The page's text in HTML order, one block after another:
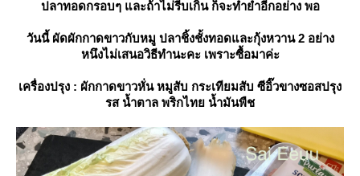
ปลาทอดกรอบๆ และถ้าไม่รีบเกิน ก็จะทำยำอีกอย่าง พอ
วันนี้ ผัดผักกาดขาวกับหมู ปลาชิ้งชั้งทอดและกุ้งหวาน 2 อย่าง
หนึงไม่เสนอวิธีทำนะคะ เพราะซื้อมาค่ะ
เครื่องปรุง : ผักกาดขาวหั่น หมูสับ กระเทียมสับ ซีอิ๊วขางซอสปรุง
รส น้ำตาล พริกไทย น้ำมันพืช